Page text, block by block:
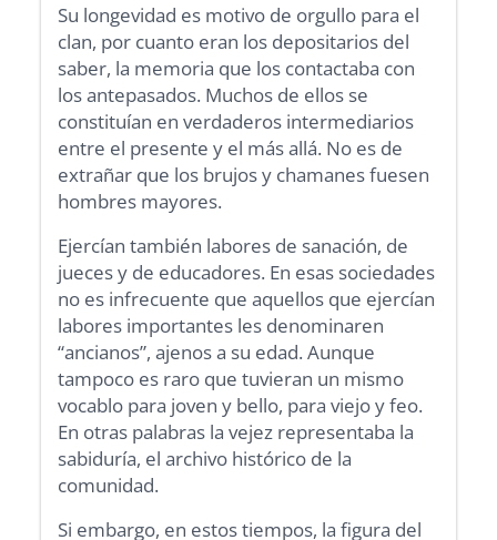
Su longevidad es motivo de orgullo para el
clan, por cuanto eran los depositarios del
saber, la memoria que los contactaba con
los antepasados. Muchos de ellos se
constituían en verdaderos intermediarios
entre el presente y el más allá. No es de
extrañar que los brujos y chamanes fuesen
hombres mayores.
Ejercían también labores de sanación, de
jueces y de educadores. En esas sociedades
no es infrecuente que aquellos que ejercían
labores importantes les denominaren
“ancianos”, ajenos a su edad. Aunque
tampoco es raro que tuvieran un mismo
vocablo para joven y bello, para viejo y feo.
En otras palabras la vejez representaba la
sabiduría, el archivo histórico de la
comunidad.
Si embargo, en estos tiempos, la figura del